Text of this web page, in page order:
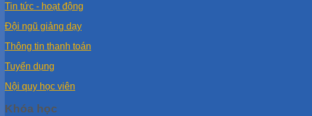
Tin tức - hoạt động
Đội ngũ giảng dạy
Thông tin thanh toán
Tuyển dụng
Nội quy học viên
Khóa học